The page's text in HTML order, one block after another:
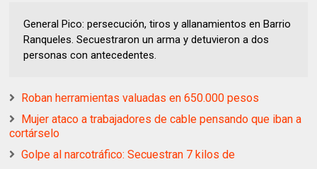
General Pico: persecución, tiros y allanamientos en Barrio
Ranqueles. Secuestraron un arma y detuvieron a dos
personas con antecedentes.
Roban herramientas valuadas en 650.000 pesos
Mujer ataco a trabajadores de cable pensando que iban a
cortárselo
Golpe al narcotráfico: Secuestran 7 kilos de